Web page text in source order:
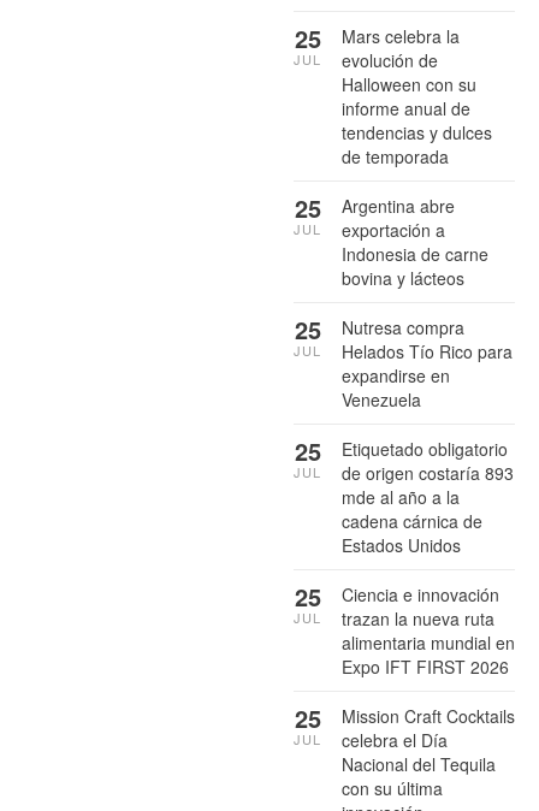
Mars celebra la
evolución de
Halloween con su
informe anual de
tendencias y dulces
de temporada
25
JUL
Argentina abre
exportación a
Indonesia de carne
bovina y lácteos
25
JUL
Nutresa compra
Helados Tío Rico para
expandirse en
Venezuela
25
JUL
Etiquetado obligatorio
de origen costaría 893
mde al año a la
cadena cárnica de
Estados Unidos
25
JUL
Ciencia e innovación
trazan la nueva ruta
alimentaria mundial en
Expo IFT FIRST 2026
25
JUL
Mission Craft Cocktails
celebra el Día
Nacional del Tequila
con su última
25
JUL